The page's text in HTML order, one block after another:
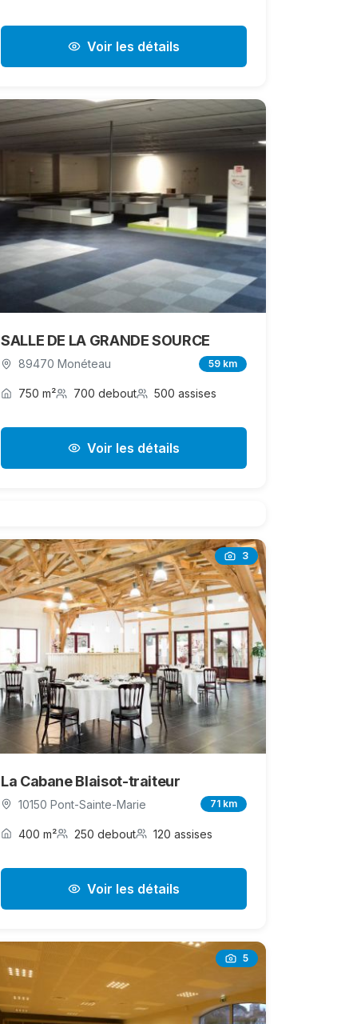
Voir les détails
SALLE DE LA GRANDE SOURCE
89470 Monéteau 59 km
750 m² 700 debout 500 assises
Voir les détails
3
La Cabane Blaisot-traiteur
10150 Pont-Sainte-Marie 71 km
400 m² 250 debout 120 assises
Voir les détails
5